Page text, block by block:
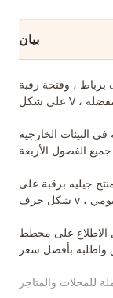
بيان
برباط ، وفتحة رقبة
البيئات الخارجية
جيليه برقبة على
الاطلاع على مخطط